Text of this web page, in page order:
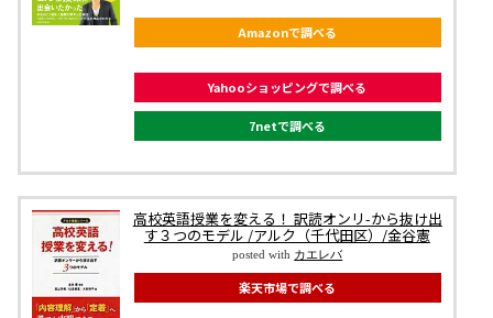
Amazonで調べる
Yahooショッピングで調べる
7netで調べる
高校英語授業を変える！ 訳読オンリ-から抜け出
す３つのモデル /アルク（千代田区）/金谷憲
posted with カエレバ
楽天市場で調べる